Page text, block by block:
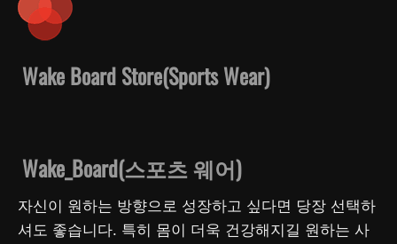
Wake Board Store(Sports Wear)
Wake_Board(스포츠 웨어)
자신이 원하는 방향으로 성장하고 싶다면 당장 선택하
셔도 좋습니다. 특히 몸이 더욱 건강해지길 원하는 사